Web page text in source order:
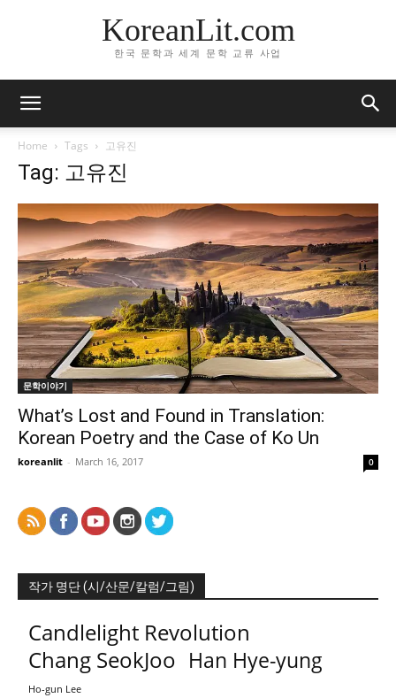
KoreanLit.com
한국 문학과 세계 문학 교류 사업
Home Tags 고유진
Tag: 고유진
문학이야기
What’s Lost and Found in Translation:
Korean Poetry and the Case of Ko Un
koreanlit - March 16, 2017 0
작가 명단 (시/산문/칼럼/그림)
Candlelight Revolution
Chang SeokJoo Han Hye-yung
Ho-gun Lee